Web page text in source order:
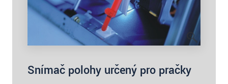
Snímač polohy určený pro pračky